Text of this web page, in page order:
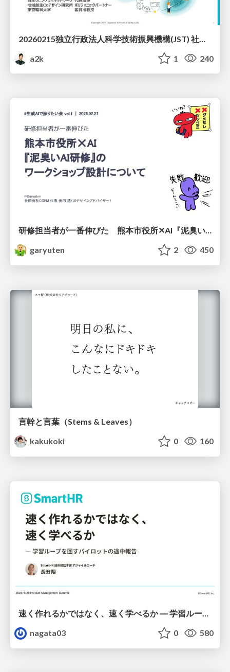
a2k
1 240
研修担当者が一番伸びた 熊本市役所✕AI『泥臭いAI研修』のワークショップ設計について
garyuten
2 450
言幹と言葉（Stems & Leaves）
kakukoki
0 160
nagata03
0 580